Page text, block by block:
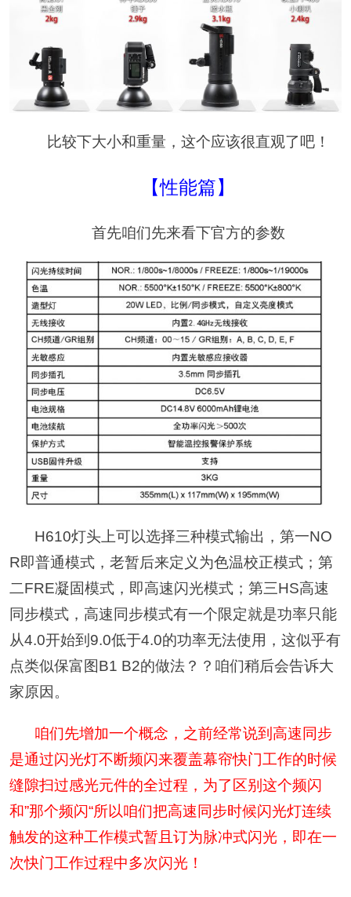
比较下大小和重量，这个应该很直观了吧！
【性能篇】
首先咱们先来看下官方的参数
H610灯头上可以选择三种模式输出，第一NO
R即普通模式，老暂后来定义为色温校正模式；第
二FRE凝固模式，即高速闪光模式；第三HS高速
同步模式，高速同步模式有一个限定就是功率只能
从4.0开始到9.0低于4.0的功率无法使用，这似乎有
点类似保富图B1 B2的做法？？咱们稍后会告诉大
家原因。
咱们先增加一个概念，之前经常说到高速同步
是通过闪光灯不断频闪来覆盖幕帘快门工作的时候
缝隙扫过感光元件的全过程，为了区别这个频闪
和”那个频闪“所以咱们把高速同步时候闪光灯连续
触发的这种工作模式暂且订为脉冲式闪光，即在一
次快门工作过程中多次闪光！